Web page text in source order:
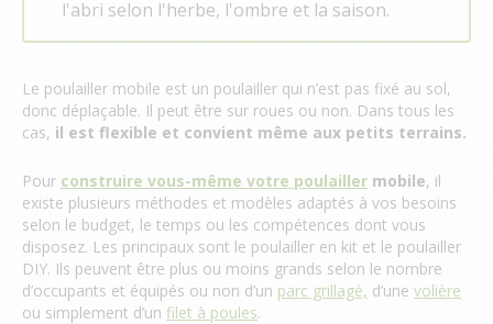
l'abri selon l'herbe, l'ombre et la saison.
Le poulailler mobile est un poulailler qui n’est pas fixé au sol,
donc déplaçable. Il peut être sur roues ou non. Dans tous les
cas, il est flexible et convient même aux petits terrains.
Pour construire vous-même votre poulailler mobile, il
existe plusieurs méthodes et modèles adaptés à vos besoins
selon le budget, le temps ou les compétences dont vous
disposez. Les principaux sont le poulailler en kit et le poulailler
DIY. Ils peuvent être plus ou moins grands selon le nombre
d’occupants et équipés ou non d’un parc grillagé, d’une volière
ou simplement d’un filet à poules.